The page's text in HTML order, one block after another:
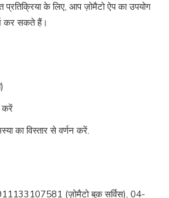
के लिए, आप ज़ोमैटो ऐप का उपयोग
कर सकते हैं।
करें
का विस्तार से वर्णन करें.
(ज़ोमैटो बुक सर्विस), 04-